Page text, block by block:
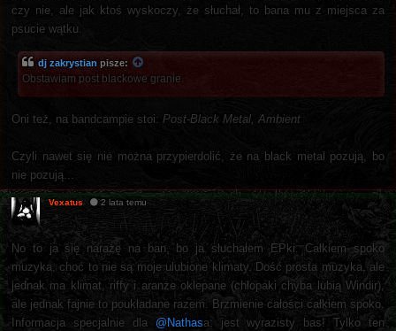
czy nie, ale jak ktoś wyskoczy, że słuchał, to bana mu z miejsca za
psucie wątku.
dj zakrystian pisze:
Obstawiam post blackowe granie.
Oni też, na bandcampie stoi: Post-Black Metal, Ambient
Czyli nawet się nie można przypierdolić, że na black metal pozują, bo
nie pozują...
Vexatus 2 lata temu
No to ja się narażę na ban, bo ja słuchałem EPki. Całkiem spoko
muzyka, choć to nie są moje ulubione klimaty. Dość prosta muzyka, ale
jednak ma klimat, riffy i aranże oklepane (chłopaki chyba lubią Windir),
ale jednak fajnie to poukładane razem. Brzmienie całości całkiem spoko.
Informacja specjalnie dla @Nathasa: jest wyrazisty bas! Tylko ten